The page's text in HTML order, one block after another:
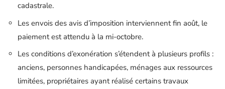
cadastrale.
Les envois des avis d’imposition interviennent fin août, le
paiement est attendu à la mi-octobre.
Les conditions d’exonération s’étendent à plusieurs profils :
anciens, personnes handicapées, ménages aux ressources
limitées, propriétaires ayant réalisé certains travaux